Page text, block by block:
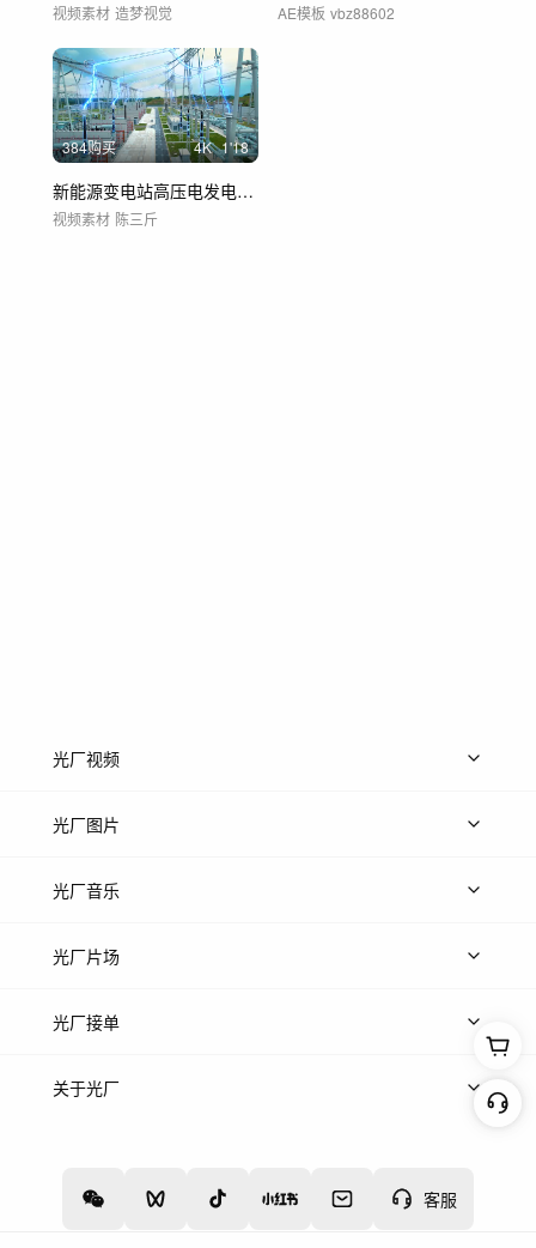
视频素材 造梦视觉 AE模板 vbz88602
384购买 4K 1'18
新能源变电站高压电发电站电力设备
视频素材 陈三斤
客服
光厂视频
上传视频
光厂图片
上传图片
光厂音乐
热门音乐
光厂片场
上传案例
光厂接单
上架服务
关于光厂